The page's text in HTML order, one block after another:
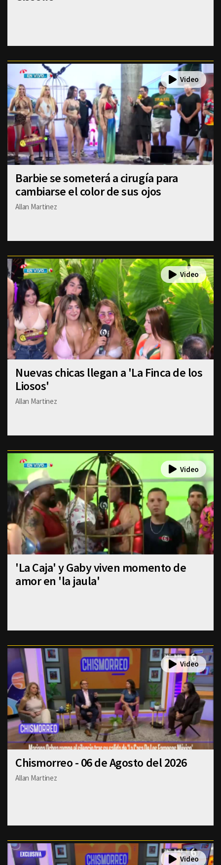
Barbie se someterá a cirugía para
cambiarse el color de sus ojos
Allan Martinez
Nuevas chicas llegan a 'La Finca de los
Liosos'
Allan Martinez
'La Caja' y Gaby viven momento de
amor en 'la jaula'
Chismorreo - 06 de Agosto del 2026
Allan Martinez